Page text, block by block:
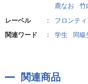
藤宮:佐藤 元
コンセプトカフェの店長:
日並の母:竹内恵美子
鹿なお
竹
レーベル
：
フロンテ
関連ワード
： 学生 同級
関連商品